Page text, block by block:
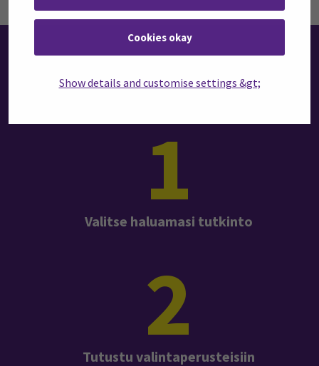
Cookies okay
Show details and customise settings &gt;
NÄIN HAET SEAMKIIN
1
Valitse haluamasi tutkinto
2
Tutustu valintaperusteisiin